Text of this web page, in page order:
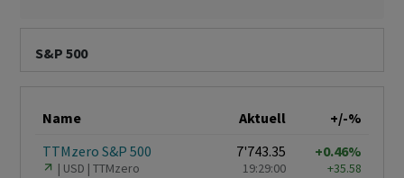
S&P 500
Name Aktuell
+/-%
TTMzero S&P 500
USD TTMzero
7'743.35
19:29:00
+0.46%
+35.58